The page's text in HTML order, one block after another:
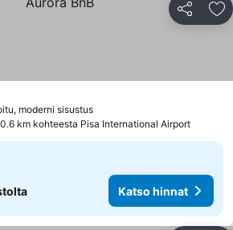
Jaa
moderni sisustusKatso hinnat
0.6 km kohteesta Pisa International Airport
Katso hinnat